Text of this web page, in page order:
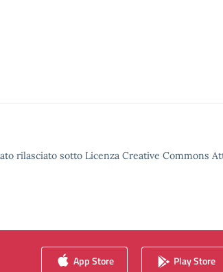
rilasciato sotto Licenza Creative Commons
App Store Play Store